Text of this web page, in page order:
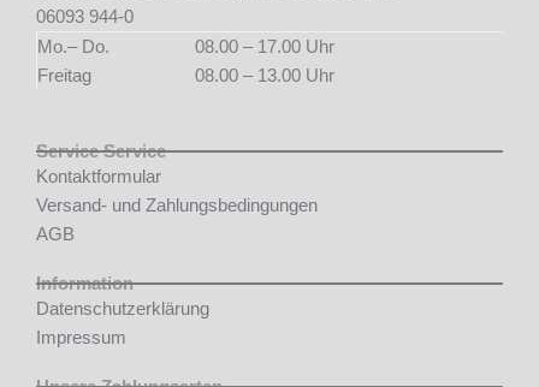
06093 944-0
Mo.– Do.
08.00 – 17.00 Uhr
Freitag
08.00 – 13.00 Uhr
Service Service
Kontaktformular
Versand- und Zahlungsbedingungen
AGB
Information
Datenschutzerklärung
Impressum